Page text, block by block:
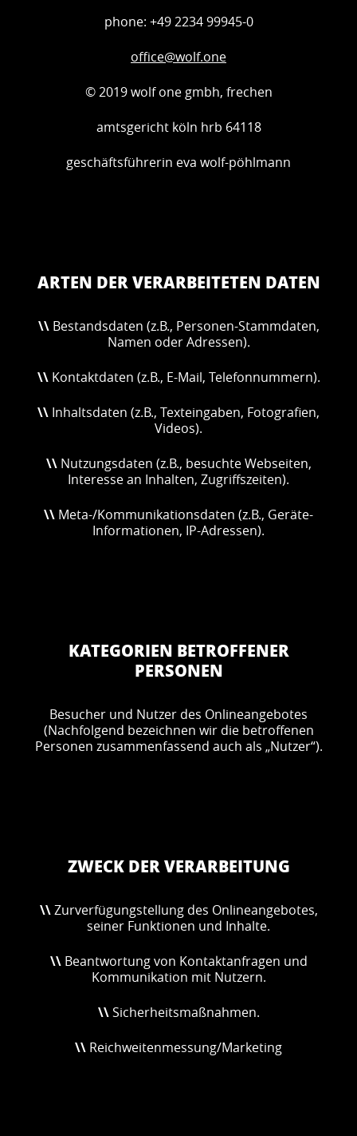
phone: +49 2234 99945-0
office@wolf.one
© 2019 wolf one gmbh, frechen
amtsgericht köln hrb 64118
geschäftsführerin eva wolf-pöhlmann
ARTEN DER VERARBEITETEN DATEN
\\Bestandsdaten (z.B., Personen-Stammdaten,
Namen oder Adressen).
\\Kontaktdaten (z.B., E-Mail, Telefonnummern).
\\ Inhaltsdaten (z.B., Texteingaben, Fotografien,
Videos).
\\Nutzungsdaten (z.B., besuchte Webseiten,
Interesse an Inhalten, Zugriffszeiten).
\\ Meta-/Kommunikationsdaten (z.B., Geräte-
Informationen, IP-Adressen).
KATEGORIEN BETROFFENER
PERSONEN
Besucher und Nutzer des Onlineangebotes
(Nachfolgend bezeichnen wir die betroffenen
Personen zusammenfassend auch als „Nutzer“).
ZWECK DER VERARBEITUNG
\\Zurverfügungstellung des Onlineangebotes,
seiner Funktionen und Inhalte.
\\Beantwortung von Kontaktanfragen und
Kommunikation mit Nutzern.
\\Sicherheitsmaßnahmen.
\\ Reichweitenmessung/Marketing